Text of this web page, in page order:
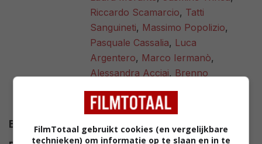
Riccardo Scamarcio, Tatti
Sanguineti, Massimo Popolizio,
Pasquale Cassalia, Luca
Argentero, Marco Iermanò,
Alessandra Acciai, Brenno
Placido,Federica Vincenti
Dajana Roncione
Budget
$ 10.000.000
FilmTotaal gebruikt cookies (en vergelijkbare
technieken) om informatie op te slaan en in te